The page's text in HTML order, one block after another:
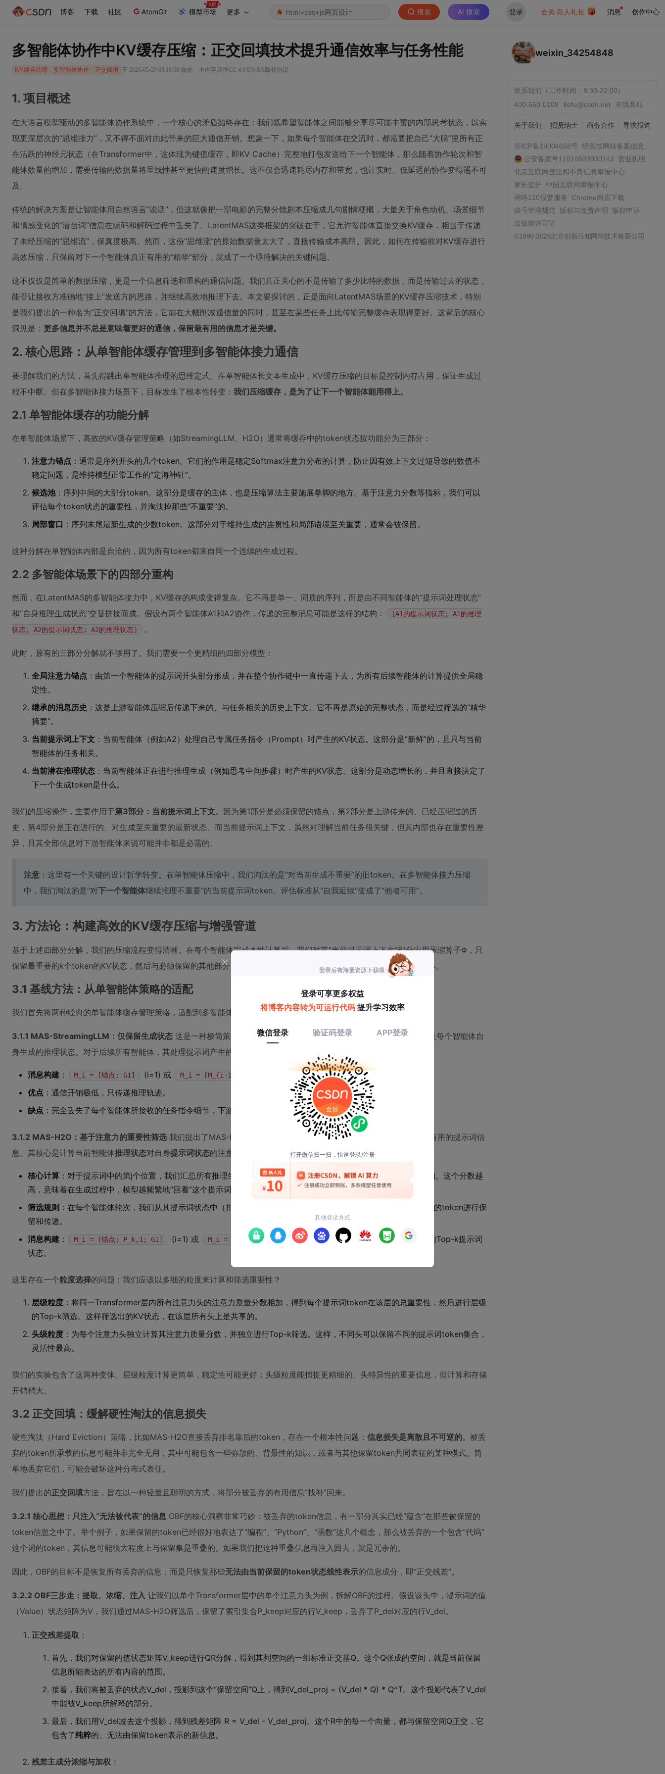
博客 下载 社区 AtomGit 模型市场 更多 搜索 AI 搜索 登录 会员·新人礼包 消息 创作中心
多智能体协作中KV缓存压缩：正交回填技术提升通信效率与任务性能
KV缓存压缩 多智能体协作 正交回填 于 2026-05-29 03:18:58 修改 · 本内容遵循CC 4.0 BY-SA版权协议
1. 项目概述
在大语言模型驱动的多智能体协作系统中，一个核心的矛盾始终存在：我们既希望智能体之间能够分享尽可能丰富的内部思考状态，以实
现更深层次的“思维接力”，又不得不面对由此带来的巨大通信开销。想象一下，如果每个智能体在交流时，都需要把自己“大脑”里所有正
在活跃的神经元状态（在Transformer中，这体现为键值缓存，即KV Cache）完整地打包发送给下一个智能体，那么随着协作轮次和智
能体数量的增加，需要传输的数据量将呈线性甚至更快的速度增长。这不仅会迅速耗尽内存和带宽，也让实时、低延迟的协作变得遥不可
及。
传统的解决方案是让智能体用自然语言“说话”，但这就像把一部电影的完整分镜剧本压缩成几句剧情梗概，大量关于角色动机、场景细节
和情感变化的“潜台词”信息在编码和解码过程中丢失了。LatentMAS这类框架的突破在于，它允许智能体直接交换KV缓存，相当于传递
了未经压缩的“思维流”，保真度极高。然而，这份“思维流”的原始数据量太大了，直接传输成本高昂。因此，如何在传输前对KV缓存进行
高效压缩，只保留对下一个智能体真正有用的“精华”部分，就成了一个亟待解决的关键问题。
这不仅仅是简单的数据压缩，更是一个信息筛选和重构的通信问题。我们真正关心的不是传输了多少比特的数据，而是传输过去的状态，
能否让接收方准确地“接上”发送方的思路，并继续高效地推理下去。本文要探讨的，正是面向LatentMAS场景的KV缓存压缩技术，特别
是我们提出的一种名为“正交回填”的方法，它能在大幅削减通信量的同时，甚至在某些任务上比传输完整缓存表现得更好。这背后的核心
洞见是： 更多信息并不总是意味着更好的通信，保留最有用的信息才是关键。
2. 核心思路：从单智能体缓存管理到多智能体接力通信
要理解我们的方法，首先得跳出单智能体推理的思维定式。在单智能体长文本生成中，KV缓存压缩的目标是控制内存占用，保证生成过
程不中断。但在多智能体接力场景下，目标发生了根本性转变： 我们压缩缓存，是为了让下一个智能体能用得上。
2.1 单智能体缓存的功能分解
在单智能体场景下，高效的KV缓存管理策略（如StreamingLLM、H2O）通常将缓存中的token状态按功能分为三部分：
注意力锚点 ：通常是序列开头的几个token。它们的作用是稳定Softmax注意力分布的计算，防止因有效上下文过短导致的数值不
稳定问题，是维持模型正常工作的“定海神针”。
候选池：序列中间的大部分token。这部分是缓存的主体，也是压缩算法主要施展拳脚的地方。基于注意力分数等指标，我们可以
评估每个token状态的重要性，并淘汰掉那些“不重要”的。
局部窗口 ：序列末尾最新生成的少数token。这部分对于维持生成的连贯性和局部语境至关重要，通常会被保留。
这种分解在单智能体内部是自洽的，因为所有token都来自同一个连续的生成过程。
2.2 多智能体场景下的四部分重构
然而，在LatentMAS的多智能体接力中，KV缓存的构成变得复杂。它不再是单一、同质的序列，而是由不同智能体的“提示词处理状态”
和“自身推理生成状态”交替拼接而成。假设有两个智能体A1和A2协作，传递的完整消息可能是这样的结构：
[A1的提示词状态; A1的推理
状态; A2的提示词状态; A2的推理状态]
。
此时，原有的三部分分解就不够用了。我们需要一个更精细的四部分模型：
全局注意力锚点 ：由第一个智能体的提示词开头部分形成，并在整个协作链中一直传递下去，为所有后续智能体的计算提供全局稳
定性。
继承的消息历史 ：这是上游智能体压缩后传递下来的、与任务相关的历史上下文。它不再是原始的完整状态，而是经过筛选的“精华
摘要”。
当前提示词上下文 ：当前智能体（例如A2）处理自己专属任务指令（Prompt）时产生的KV状态。这部分是“新鲜”的，且只与当前
智能体的任务相关。
当前潜在推理状态 ：当前智能体正在进行推理生成（例如思考中间步骤）时产生的KV状态。这部分是动态增长的，并且直接决定了
下一个生成token是什么。
我们的压缩操作，主要作用于第3部分：当前提示词上下文。因为第1部分是必须保留的锚点，第2部分是上游传来的、已经压缩过的历
史，第4部分是正在进行的、对生成至关重要的最新状态。而当前提示词上下文，虽然对理解当前任务很关键，但其内部也存在重要性差
异，且其全部信息对下游智能体来说可能并非都是必需的。
注意 ：这里有一个关键的设计哲学转变。在单智能体压缩中，我们淘汰的是“对当前生成不重要”的旧token。在多智能体接力压缩
中，我们淘汰的是“对下一个智能体继续推理不重要”的当前提示词token。评估标准从“自我延续”变成了“他者可用”。
3. 方法论：构建高效的KV缓存压缩与增强管道
基于上述四部分分解，我们的压缩流程变得清晰。在每个智能体完成本地计算后，我们对其“当前提示词上下文”部分应用压缩算子Φ，只
保留最重要的k个token的KV状态，然后与必须保留的其他部分（锚点、历史、自身推理状态）拼接，传递给下一个智能体。
3.1 基线方法：从单智能体策略的适配
我们首先将两种经典的单智能体缓存管理策略，适配到多智能体场景，作为我们的基线。
3.1.1 MAS-StreamingLLM：仅保留生成状态 这是一种极简策略。它只保留全局注意力锚点（来自第一个智能体），以及每个智能体自
身生成的推理状态。对于后续所有智能体，其处理提示词产生的KV状态在传递给下游时会被完全丢弃。
消息构建 ： M_i = [锚点; G1] (i=1) 或 M_i = [M_{i-1}; G_i]
优点 ：通信开销极低，只传递推理轨迹。
缺点 ：完全丢失了每个智能体所接收的任务指令细节，下游智能体相当于在“失忆”状态下接力，性能损失可能较大。
3.1.2 MAS-H2O：基于注意力的重要性筛选 我们提出了MAS-H2O，它借鉴了H2O的思想，但目标是为下游智能体筛选有用的提示词信
息。其核心是计算当前智能体推理状态对自身提示词状态的注意力“质量”。
核心计算 ：对于提示词中的第j个位置，我们汇总所有推理生成位置对它的注意力权重，得到一个“注意力质量”分数A_j。这个分数越
高，意味着在生成过程中，模型越频繁地“回看”这个提示词token，它可能包含了关键的指令、约束或条件信息。
筛选规则 ：在每个智能体轮次，我们从其提示词状态中（排除锚点），根据注意力质量分数A_j，选出Top-k个最重要的token进行保
留和传递。
消息构建 ： M_i = [锚点; P_k,1; G1] (i=1) 或 M_i = [M_{i-1}; P_k,i; G_i]
(i>1)，其中P_k,i就是压缩保留的Top-k提示词
状态。
这里存在一个粒度选择的问题：我们应该以多细的粒度来计算和筛选重要性？
层级粒度 ：将同一Transformer层内所有注意力头的注意力质量分数相加，得到每个提示词token在该层的总重要性，然后进行层级
的Top-k筛选。这样筛选出的KV状态，在该层所有头上是共享的。
头级粒度 ：为每个注意力头独立计算其注意力质量分数，并独立进行Top-k筛选。这样，不同头可以保留不同的提示词token集合，
灵活性最高。
我们的实验包含了这两种变体。层级粒度计算更简单，稳定性可能更好；头级粒度能捕捉更精细的、头特异性的重要信息，但计算和存储
开销稍大。
3.2 正交回填：缓解硬性淘汰的信息损失
硬性淘汰（Hard Eviction）策略，比如MAS-H2O直接丢弃排名靠后的token，存在一个根本性问题： 信息损失是离散且不可逆的。被丢
弃的token所承载的信息可能并非完全无用，其中可能包含一些弥散的、背景性的知识，或者与其他保留token共同表征的某种模式。简
单地丢弃它们，可能会破坏这种分布式表征。
我们提出的正交回填方法，旨在以一种轻量且聪明的方式，将部分被丢弃的有用信息“找补”回来。
3.2.1 核心思想：只注入“无法被代表”的信息 OBF的核心洞察非常巧妙：被丢弃的token信息，有一部分其实已经“蕴含”在那些被保留的
token信息之中了。举个例子，如果保留的token已经很好地表达了“编程”、“Python”、“函数”这几个概念，那么被丢弃的一个包含“代码”
这个词的token，其信息可能很大程度上与保留集是重叠的。如果我们把这种重叠信息再注入回去，就是冗余的。
因此，OBF的目标不是恢复所有丢弃的信息，而是只恢复那些无法由当前保留的token状态线性表示的信息成分，即“正交残差”。
3.2.2 OBF三步走：提取、浓缩、注入 让我们以单个Transformer层中的单个注意力头为例，拆解OBF的过程。假设该头中，提示词的值
（Value）状态矩阵为V，我们通过MAS-H2O筛选后，保留了索引集合P_keep对应的行V_keep，丢弃了P_del对应的行V_del。
正交残差提取 ：
首先，我们对保留的值状态矩阵V_keep进行QR分解，得到其列空间的一组标准正交基Q。这个Q张成的空间，就是当前保留
信息所能表达的所有内容的范围。
接着，我们将被丢弃的状态V_del，投影到这个“保留空间”Q上，得到V_del_proj = (V_del * Q) * Q^T。这个投影代表了V_del
中能被V_keep所解释的部分。
最后，我们用V_del减去这个投影，得到残差矩阵 R = V_del - V_del_proj。这个R中的每一个向量，都与保留空间Q正交，它
包含了纯粹的、无法由保留token表示的新信息。
残差主成分浓缩与加权 ：
weixin_34254848
联系我们（工作时间：8:30-22:00）
400-660-0108
kefu@csdn.net 在线客服
关于我们 招贤纳士 商务合作 寻求报道
京ICP备19004658号 经营性网站备案信息
公安备案号11010502030143 营业执照
北京互联网违法和不良信息举报中心
家长监护
中国互联网举报中心
网络110报警服务
Chrome商店下载
账号管理规范
版权与免责声明
版权申诉
出版物许可证
©1999-2026北京创新乐知网络技术有限公司